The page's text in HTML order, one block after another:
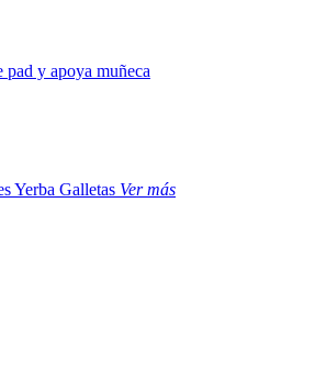
pad y apoya muñeca
Yerba Galletas Ver más